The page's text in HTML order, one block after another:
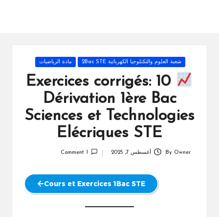
Posted
شعبة العلوم والتكنلوجيا الكهربائية 2Bac STE مادة الرياضيات
10 Exercices corrigés:
Dérivation 1ère Bac
Sciences et Technologies
Elécriques STE
By Owner أغسطس 7, 2025 1 Comment
Cours et Exercices 1Bac STE